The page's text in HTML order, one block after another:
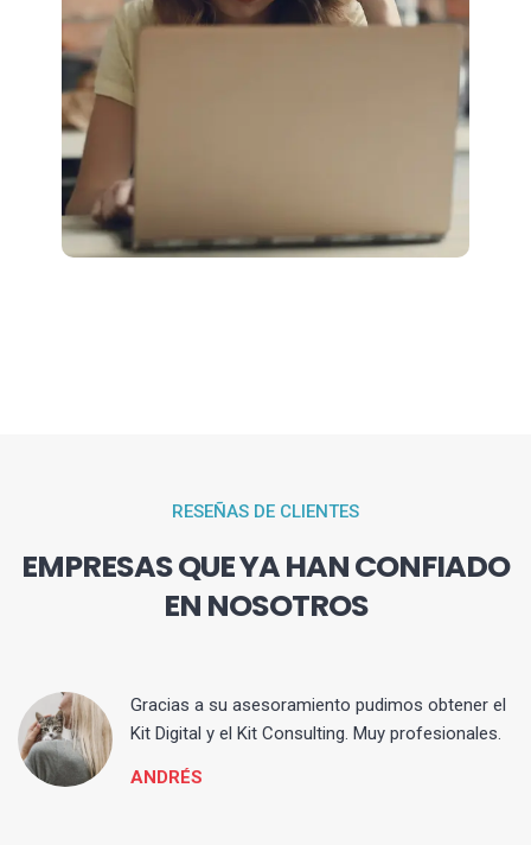
RESEÑAS DE CLIENTES
EMPRESAS QUE YA HAN CONFIADO
EN NOSOTROS
Gracias a su asesoramiento pudimos obtener el
Kit Digital y el Kit Consulting. Muy profesionales.
ANDRÉS